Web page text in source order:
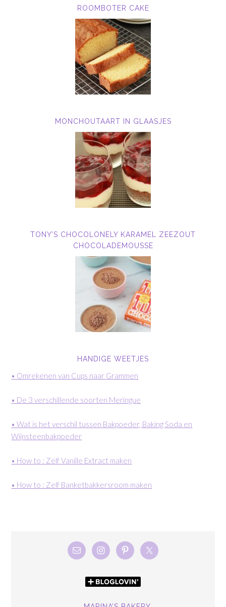
ROOMBOTER CAKE
MONCHOUTAART IN GLAASJES
TONY’S CHOCOLONELY KARAMEL ZEEZOUT
CHOCOLADEMOUSSE
HANDIGE WEETJES
• Omrekenen van Cups naar Grammen
• De 3 verschillende soorten Meringue
• Wat is het verschil tussen Bakpoeder, Baking Soda en
Wijnsteenbakpoeder
• How to : Zelf Vanille Extract maken
• How to : Zelf Banketbakkersroom maken